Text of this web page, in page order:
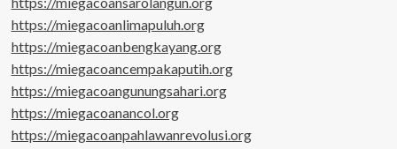
https://miegacoanlimapuluh.org
https://miegacoanbengkayang.org
https://miegacoancempakaputih.org
https://miegacoangunungsahari.org
https://miegacoanancol.org
https://miegacoanpahlawanrevolusi.org